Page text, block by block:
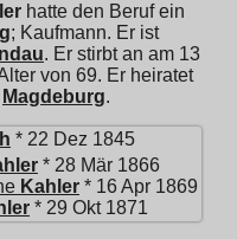
hatte den Beruf ein
; Kaufmann. Er ist
. Er stirbt an am 13
von 69. Er heiratet
Magdeburg.
* 22 Dez 1845
* 28 Mär 1866
Kahler * 16 Apr 1869
* 29 Okt 1871